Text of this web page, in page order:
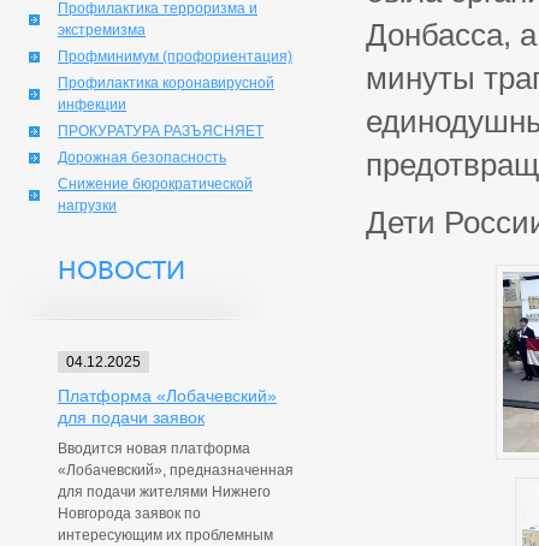
Профилактика терроризма и
экстремизма
Профминимум (профориентация)
Профилактика коронавирусной
инфекции
ПРОКУРАТУРА РАЗЪЯСНЯЕТ
Дорожная безопасность
Снижение бюрократической
нагрузки
НОВОСТИ
04.12.2025
Платформа «Лобачевский»
для подачи заявок
Вводится новая платформа
«Лобачевский», предназначенная
для подачи жителями Нижнего
Новгорода заявок по
интересующим их проблемным
Донбасса,
минуты
Дети